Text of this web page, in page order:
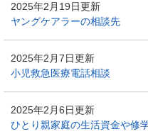
2025年2月19日更新
ヤングケアラーの相談先
2025年2月7日更新
小児救急医療電話相談
2025年2月6日更新
ひとり親家庭の生活資金や修